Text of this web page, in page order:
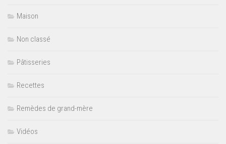
Maison
Non classé
Pâtisseries
Recettes
Remèdes de grand-mère
Vidéos